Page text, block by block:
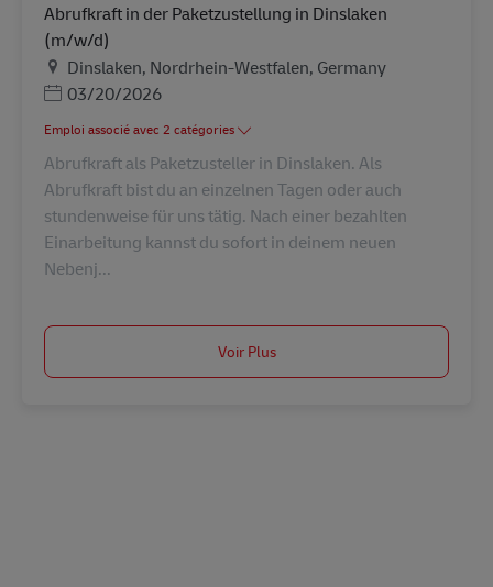
Abrufkraft in der Paketzustellung in Dinslaken
(m/w/d)
LieuDinslaken, Nordrhein-Westfalen, Germany
Posted Date
03/20/2026
Emploi associé avec 2 catégories
Abrufkraft als Paketzusteller in Dinslaken. Als
Abrufkraft bist du an einzelnen Tagen oder auch
stundenweise für uns tätig. Nach einer bezahlten
Einarbeitung kannst du sofort in deinem neuen
Nebenj...
Voir Plus